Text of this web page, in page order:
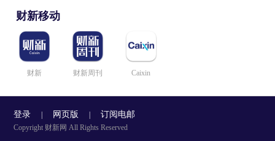
财新移动
财新 财新周刊 Caixin
登录 网页版 订阅电邮
Copyright 财新网 All Rights Reserved